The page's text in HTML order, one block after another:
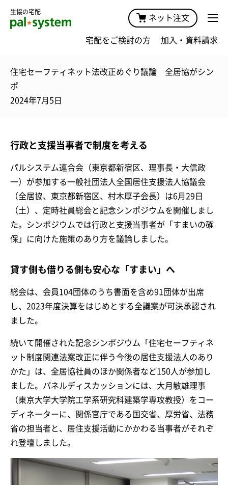
生協の宅配
ネット注文
宅配をご検討の方 加入・資料請求
住宅セーフティネット法改正めぐり議論 全居協がシン
ポ
2024年7月5日
行政と支援当事者で制度を考える
パルシステム連合会（東京都新宿区、理事長・大信政
一）が参加する一般社団法人全国居住支援法人協議会
（全居協、東京都新宿区、村木厚子会長）は6月29日
（土）、定時社員総会と記念シンポジウムを開催しまし
た。シンポジウムでは行政と支援当事者が「すまいの確
保」に向けた施策のあり方を議論しました。
貸す側も借りる側も安心な「すまい」へ
総会は、会員104団体のうち書面を含め91団体が出席
し、2023年度決算をはじめとする全議案が可決承認され
ました。
続いて開催された記念シンポジウム「住宅セーフティネ
ット制度関連法案改正に伴う今後の居住支援法人のあり
かた」は、全居協社員のほか関係者など150人が参加し
ました。パネルディスカッションには、大月敏雄理事
（東京大学大学院工学系研究科建築学専攻教授）をコー
ディネーターに、関係官庁である国交省、厚労省、法務
省の担当者と、居住支援活動にかかわる当事者がそれぞ
れ登壇しました。